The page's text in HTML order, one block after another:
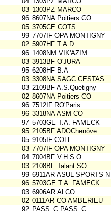
03 1303PZ MARCO
96 8607NA Poitiers CO
05 3705CE COTS
99 7707IF OPA MONTIGNY
02 5907HF T.A.D.
96 1408NM VIK'AZIM
03 3913BF O'JURA
95 6208HF B.A
03 3308NA SAGC CESTAS
03 2109BF A.S.Quetigny
02 8607NA Poitiers CO
96 7512IF RO'Paris
96 3318NA ASM CO
97 5703GE T.A. FAMECK
95 2105BF ADOChenôve
05 9105IF COLE
03 7707IF OPA MONTIGNY
04 7004BF V.H.S.O.
03 2108BF Talant SO
99 6911AR ASUL SPORTS
96 5703GE T.A. FAMECK
03 6906AR ALCO
02 0111AR CO AMBERIEU
92 PASS_C PASS_C